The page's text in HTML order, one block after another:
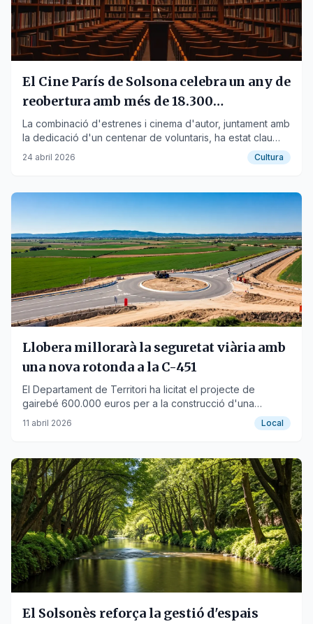
El Cine París de Solsona celebra un any de
reobertura amb més de 18.300
espectadors
La combinació d'estrenes i cinema d'autor, juntament amb
la dedicació d'un centenar de voluntaris, ha estat clau
per a l'èxit de l'equipament cultural.
24 abril 2026 Cultura
Llobera millorarà la seguretat viària amb
una nova rotonda a la C-451
El Departament de Territori ha licitat el projecte de
gairebé 600.000 euros per a la construcció d'una
rotonda a la C-451 a Llobera.
11 abril 2026 Local
El Solsonès reforça la gestió d'espais